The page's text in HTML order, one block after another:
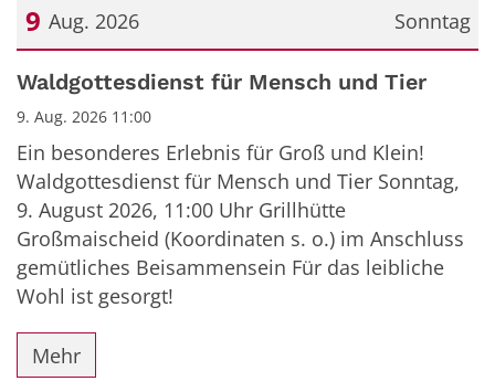
Sonntag
9 Aug. 2026
Datum: 9. August 2026
Waldgottesdienst für Mensch und Tier
9. Aug. 2026 11:00
Ein besonderes Erlebnis für Groß und Klein!
Waldgottesdienst für Mensch und Tier Sonntag,
9. August 2026, 11:00 Uhr Grillhütte
Großmaischeid (Koordinaten s. o.) im Anschluss
gemütliches Beisammensein Für das leibliche
Wohl ist gesorgt!
Mehr